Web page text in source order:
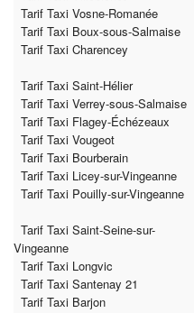
Tarif Taxi Vosne-Romanée
Tarif Taxi Boux-sous-Salmaise
Tarif Taxi Charencey
Tarif Taxi Saint-Hélier
Tarif Taxi Verrey-sous-Salmaise
Tarif Taxi Flagey-Échézeaux
Tarif Taxi Vougeot
Tarif Taxi Bourberain
Tarif Taxi Licey-sur-Vingeanne
Tarif Taxi Pouilly-sur-Vingeanne
Tarif Taxi Saint-Seine-sur-
Vingeanne
Tarif Taxi Longvic
Tarif Taxi Santenay 21
Tarif Taxi Barjon